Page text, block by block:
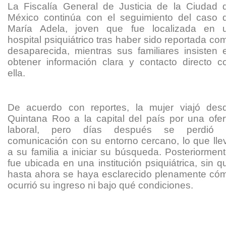
La Fiscalía General de Justicia de la Ciudad
México continúa con el seguimiento del caso
María Adela, joven que fue localizada en
hospital psiquiátrico tras haber sido reportada
desaparecida, mientras sus familiares insisten
obtener información clara y contacto directo
ella.
De acuerdo con reportes, la mujer viajó
Quintana Roo a la capital del país por una
laboral, pero días después se perdió
comunicación con su entorno cercano, lo que
a su familia a iniciar su búsqueda.
fue ubicada en una institución psiquiátrica, sin
hasta ahora se haya esclarecido plenamente
ocurrió su ingreso ni bajo qué condiciones.